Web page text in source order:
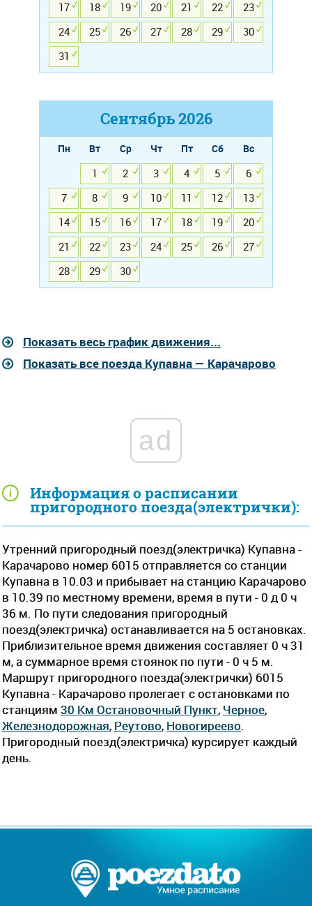
Информация о расписании
пригородного поезда(электрички):
Утренний пригородный поезд(электричка) Купавна -
Карачарово номер 6015 отправляется со станции
Купавна в 10.03 и прибывает на станцию Карачарово
в 10.39 по местному времени, время в пути - 0 д 0 ч
36 м. По пути следования пригородный
поезд(электричка) останавливается на 5 остановках.
Приблизительное время движения составляет 0 ч 31
м, а суммарное время стоянок по пути - 0 ч 5 м.
Маршрут пригородного поезда(электрички) 6015
Купавна - Карачарово пролегает c остановками по
станциям 30 Км Остановочный Пункт, Черное,
Железнодорожная, Реутово, Новогиреево
Пригородный поезд(электричка) курсирует каждый
день.
17
18 19 20 21 22
23
24
25 26 27 28 29
30
31
Сентябрь2026
Пн Вт Ср Чт Пт Сб
Вс
1
2 3 4 5
6
7
8 9 10 11 12
13
14
15 16 17 18 19
20
21
22 23 24 25 26
27
28
29 30
Показать весь график движения...
Показать все поезда Купавна — Карачарово
ad